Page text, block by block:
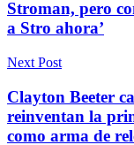
Stroman, pero
a Stro ahora’
Next Post
Clayton Beeter
reinventan la
como arma de